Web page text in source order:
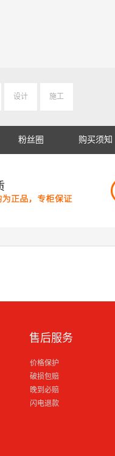
设计 施工
粉丝圈 购买须知
售后服务
价格保护
破损包赔
晚到必赔
闪电退款